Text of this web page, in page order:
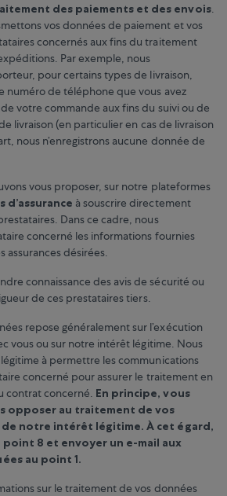
des paiements et des envois.
vos données de paiement et vos
concernés aux fins du traitement
Par exemple, nous
pour certains types de livraison,
numéro de téléphone que vous avez
votre commande aux fins du suivi ou de
livraison (en particulier en cas de livraison
nous n’enregistrons aucune donnée de
vous proposer, sur notre plateformes
d’assurance à souscrire directement
Dans ce cadre, nous
concerné les informations fournies
assurances désirées.
connaissance des avis de sécurité ou
de ces prestataires tiers.
repose généralement sur l’exécution
vous ou sur notre intérêt légitime. Nous
à permettre les communications
concerné pour assurer le traitement en
contrat concerné. En principe, vous
opposer au traitement de vos
de notre intérêt légitime. À cet égard,
8 et envoyer un e-mail aux
au point 1.
sur le traitement de vos données